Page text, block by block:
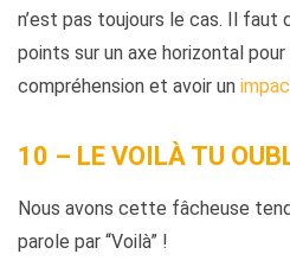
n’est pas toujours le cas. Il
points sur un axe horizontal
compréhension et avoir un
10 – LE VOILÀ TU
Nous avons cette fâcheuse
parole par “Voilà” !